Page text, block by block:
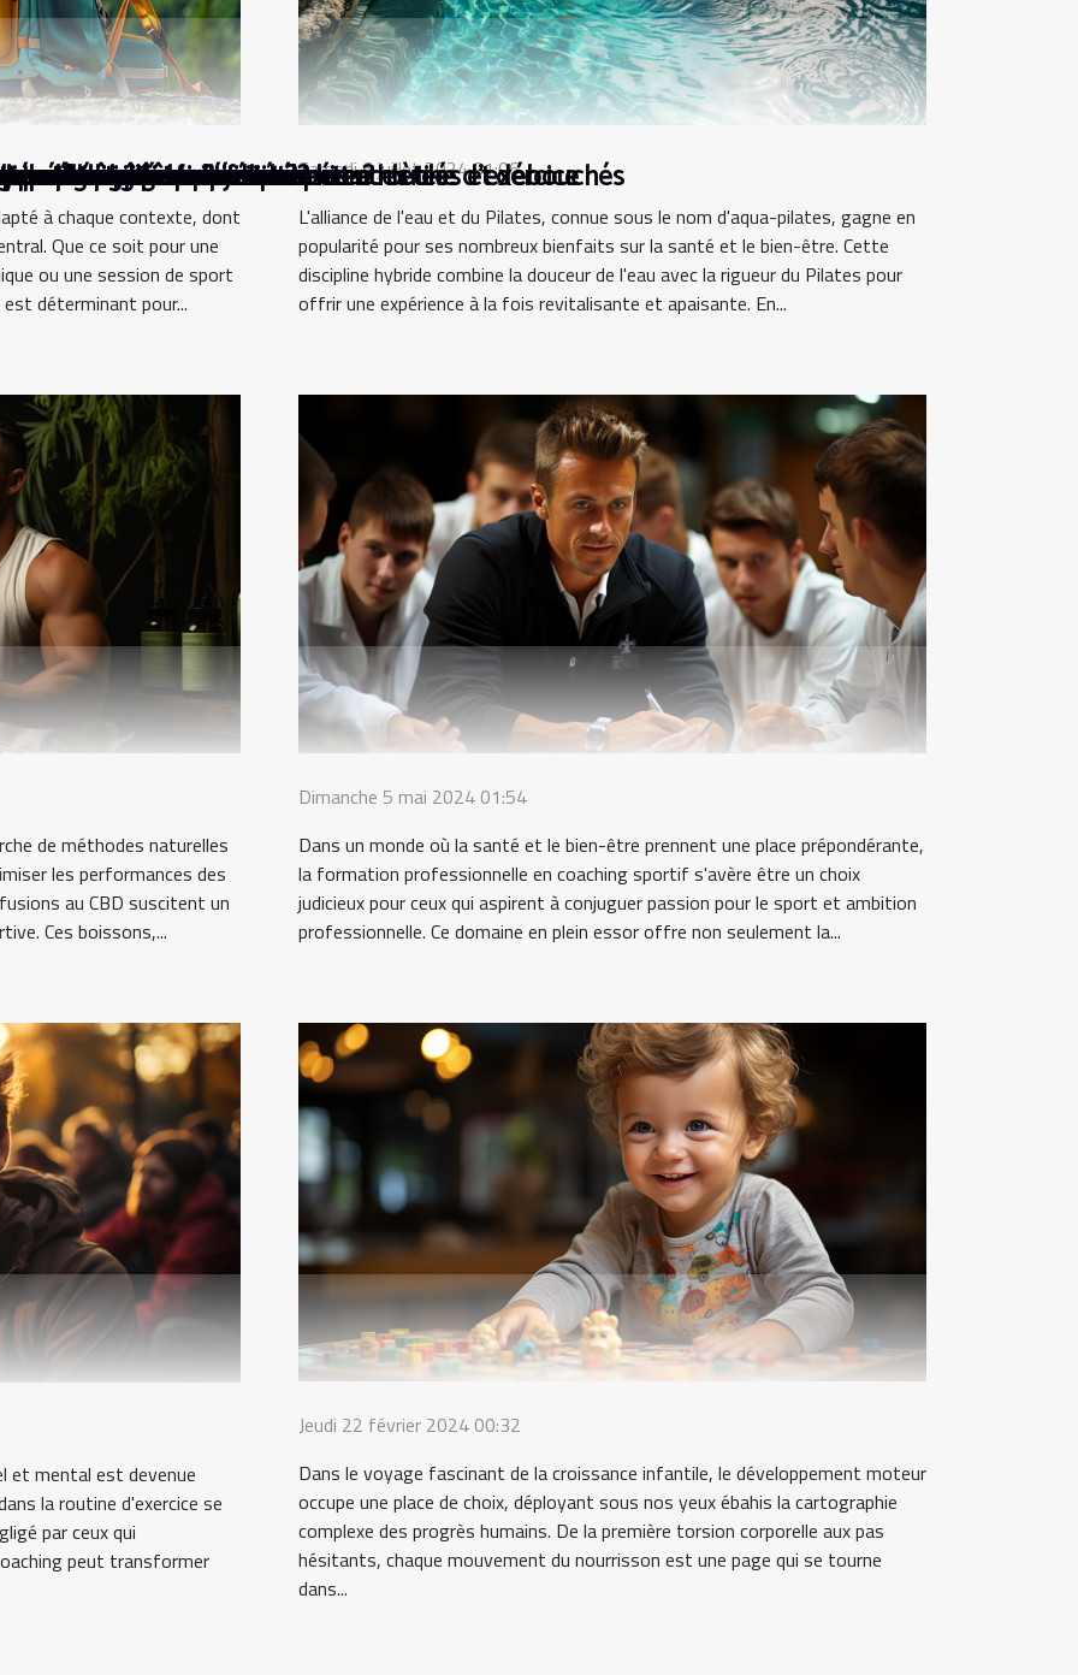
la préparation physique ?
et le bien-être ?
les âges
restaurer l'harmonie intérieure ?
une pêche réussie ?
améliorer votre qualité de vie
chaque activité
à chaque contexte, dont
Que ce soit pour une
ou une session de sport
déterminant pour...
et bien-être
Samedi 6 juillet 2024 01:06
L'alliance de l'eau et du Pilates, connue sous le nom d'aqua-pilates, gagne en
popularité pour ses nombreux bienfaits sur la santé et le bien-être. Cette
discipline hybride combine la douceur de l'eau avec la rigueur du Pilates pour
offrir une expérience à la fois revitalisante et apaisante. En...
musculaire chez les athlètes
de méthodes naturelles
les performances des
au CBD suscitent un
Ces boissons,...
en coaching sportif : compétences clés et débouchés
Dimanche 5 mai 2024 01:54
Dans un monde où la santé et le bien-être prennent une place prépondérante,
la formation professionnelle en coaching sportif s'avère être un choix
judicieux pour ceux qui aspirent à conjuguer passion pour le sport et ambition
professionnelle. Ce domaine en plein essor offre non seulement la...
coaching pour améliorer votre routine d'exercice
et mental est devenue
la routine d'exercice se
par ceux qui
peut transformer
et activités favorisantes
Jeudi 22 février 2024 00:32
Dans le voyage fascinant de la croissance infantile, le développement moteur
occupe une place de choix, déployant sous nos yeux ébahis la cartographie
complexe des progrès humains. De la première torsion corporelle aux pas
hésitants, chaque mouvement du nourrisson est une page qui se tourne
dans...
sportive
âge